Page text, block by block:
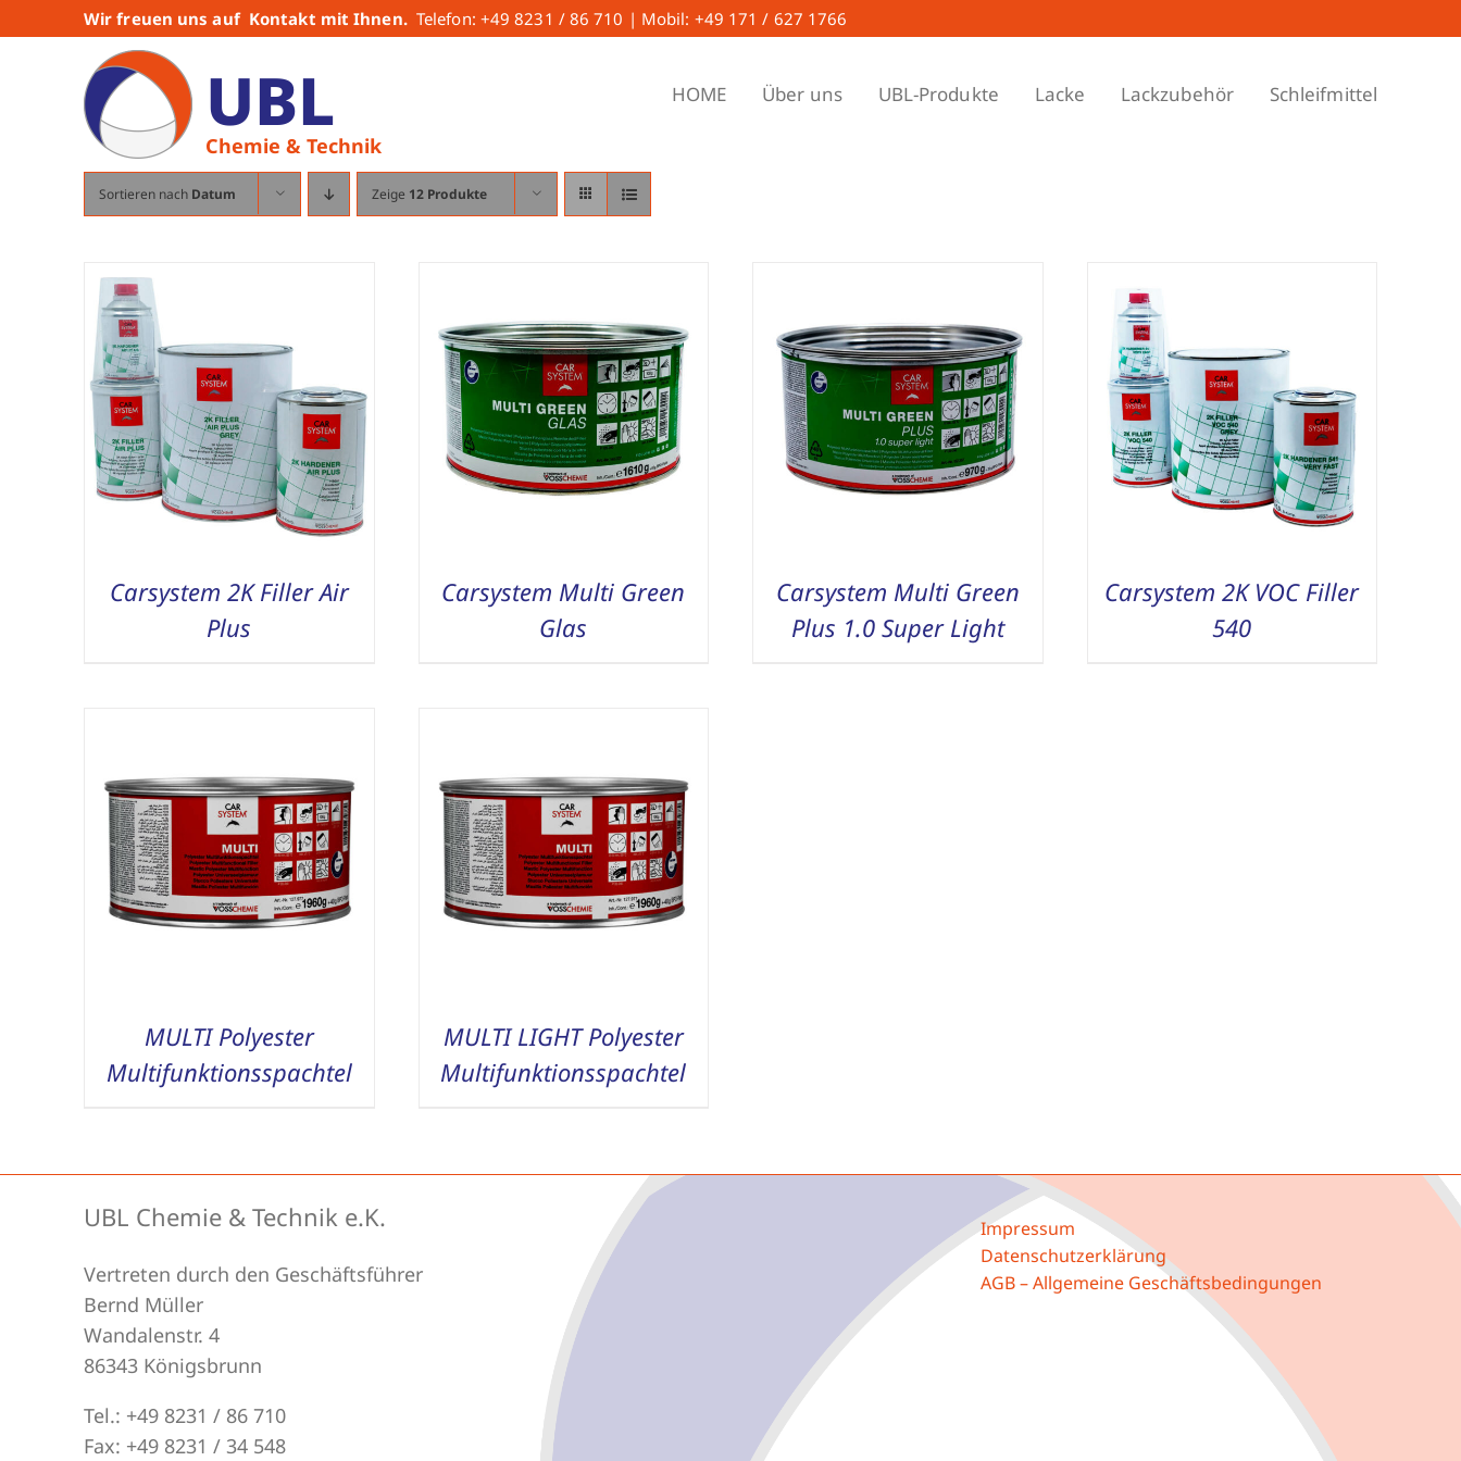
Inhalt
Wir freuen uns auf Kontakt mit Ihnen. Telefon: +49 8231 / 86 710 | Mobil: +49 171 / 627 1766
UBL
Chemie & Technik
HOME Über uns UBL-Produkte Lacke Lackzubehör Schleifmittel
Sortieren nach Datum Zeige 12 Produkte
Carsystem 2K Filler Air
Plus
Carsystem Multi Green
Glas
Carsystem Multi Green
Plus 1.0 Super Light
Carsystem 2K VOC Filler
540
MULTI Polyester
Multifunktionsspachtel
MULTI LIGHT Polyester
Multifunktionsspachtel
UBL Chemie & Technik e.K.
Vertreten durch den Geschäftsführer
Bernd Müller
Wandalenstr. 4
86343 Königsbrunn
Tel.: +49 8231 / 86 710
Fax: +49 8231 / 34 548
Impressum
Datenschutzerklärung
AGB – Allgemeine Geschäftsbedingungen